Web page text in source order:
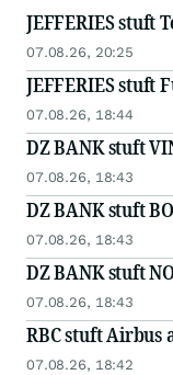
JEFFERIES stuft
07.08.26, 20:25
JEFFERIES stuft
07.08.26, 18:44
DZ BANK stuft
07.08.26, 18:43
DZ BANK stuft
07.08.26, 18:43
DZ BANK stuft
07.08.26, 18:43
RBC stuft
07.08.26, 18:42